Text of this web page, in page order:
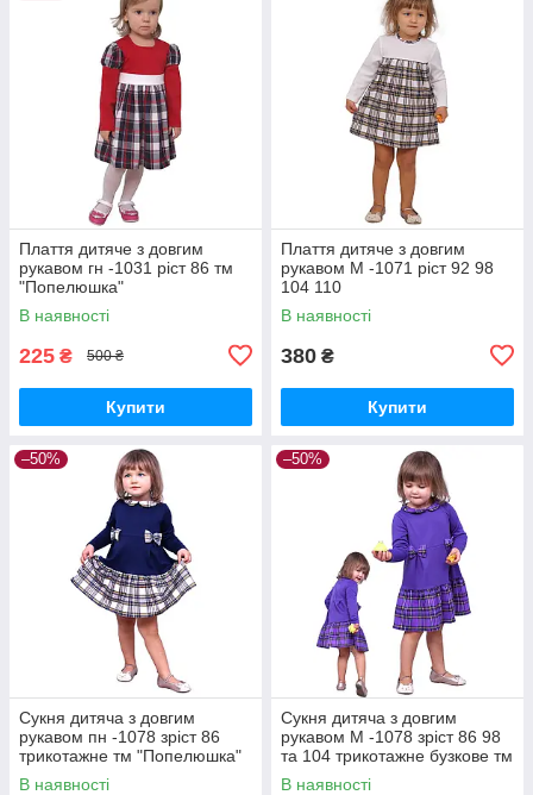
Плаття дитяче з довгим
рукавом гн -1031 ріст 86 тм
"Попелюшка"
В наявності
225 ₴ 500 ₴
Купити
Плаття дитяче з довгим
рукавом М -1071 ріст 92 98
104 110
В наявності
380 ₴
Купити
–50%
Сукня дитяча з довгим
рукавом пн -1078 зріст 86
трикотажне тм "Попелюшка"
В наявності
–50%
Сукня дитяча з довгим
рукавом М -1078 зріст 86 98
та 104 трикотажне бузкове тм
"Золушка"
В наявності